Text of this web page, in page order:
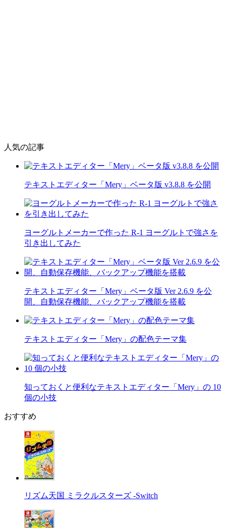
人気の記事
テキストエディター「Mery」ベータ版 v3.8.8 を公開
ヨーグルトメーカーで作った R-1 ヨーグルトで強さを
引き出してみた
テキストエディター「Mery」ベータ版 Ver 2.6.9 を公
開、自動保存機能、バックアップ機能を搭載
テキストエディター「Mery」の配色テーマ集
知っておくと便利なテキストエディター「Mery」の 10
個の小技
おすすめ
リズム天国 ミラクルスターズ -Switch